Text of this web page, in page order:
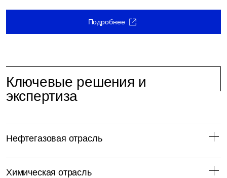
Подробнее
Ключевые решения и
экспертиза
Нефтегазовая отрасль
Химическая отрасль